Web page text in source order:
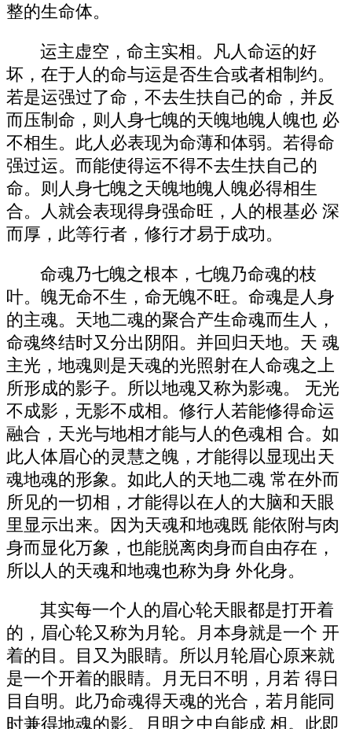
整的生命体。
运主虚空，命主实相。凡人命运的好
坏，在于人的命与运是否生合或者相制约。
若是运强过了命，不去生扶自己的命，并反
而压制命，则人身七魄的天魄地魄人魄也 必
不相生。此人必表现为命薄和体弱。若得命
强过运。而能使得运不得不去生扶自己 的
命。则人身七魄之天魄地魄人魄必得相生
合。人就会表现得身强命旺，人的根基必 深
而厚，此等行者，修行才易于成功。
命魂乃七魄之根本，七魄乃命魂的枝
叶。魄无命不生，命无魄不旺。命魂是人身
的主魂。天地二魂的聚合产生命魂而生人，
命魂终结时又分出阴阳。并回归天地。天 魂
主光，地魂则是天魂的光照射在人命魂之上
所形成的影子。所以地魂又称为影魂。 无光
不成影，无影不成相。修行人若能修得命运
融合，天光与地相才能与人的色魂相 合。如
此人体眉心的灵慧之魄，才能得以显现出天
魂地魂的形象。如此人的天地二魂 常在外而
所见的一切相，才能得以在人的大脑和天眼
里显示出来。因为天魂和地魂既 能依附与肉
身而显化万象，也能脱离肉身而自由存在，
所以人的天魂和地魂也称为身 外化身。
其实每一个人的眉心轮天眼都是打开着
的，眉心轮又称为月轮。月本身就是一个 开
着的目。目又为眼睛。所以月轮眉心原来就
是一个开着的眼睛。月无日不明，月若 得日
目自明。此乃命魂得天魂的光合，若月能同
时兼得地魂的影。月明之中自能成 相。此即